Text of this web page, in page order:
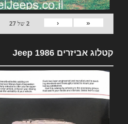
«
‹
2של27
קטלוג אביזרים Jeep 1986